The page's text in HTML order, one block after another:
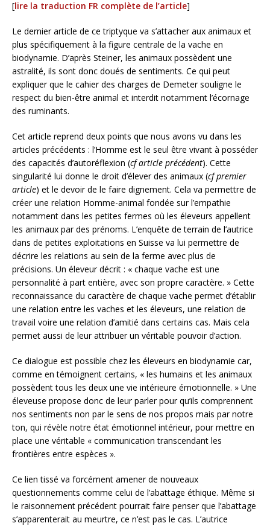
[lire la traduction FR complète de l’article]
Le dernier article de ce triptyque va s’attacher aux animaux et
plus spécifiquement à la figure centrale de la vache en
biodynamie. D’après Steiner, les animaux possèdent une
astralité, ils sont donc doués de sentiments. Ce qui peut
expliquer que le cahier des charges de Demeter souligne le
respect du bien-être animal et interdit notamment l’écornage
des ruminants.
Cet article reprend deux points que nous avons vu dans les
articles précédents : l’Homme est le seul être vivant à posséder
des capacités d’autoréflexion (cf article précédent). Cette
singularité lui donne le droit d’élever des animaux (cf premier
article) et le devoir de le faire dignement. Cela va permettre de
créer une relation Homme-animal fondée sur l’empathie
notamment dans les petites fermes où les éleveurs appellent
les animaux par des prénoms. L’enquête de terrain de l’autrice
dans de petites exploitations en Suisse va lui permettre de
décrire les relations au sein de la ferme avec plus de
précisions. Un éleveur décrit : « chaque vache est une
personnalité à part entière, avec son propre caractère. » Cette
reconnaissance du caractère de chaque vache permet d’établir
une relation entre les vaches et les éleveurs, une relation de
travail voire une relation d’amitié dans certains cas. Mais cela
permet aussi de leur attribuer un véritable pouvoir d’action.
Ce dialogue est possible chez les éleveurs en biodynamie car,
comme en témoignent certains, « les humains et les animaux
possèdent tous les deux une vie intérieure émotionnelle. » Une
éleveuse propose donc de leur parler pour qu’ils comprennent
nos sentiments non par le sens de nos propos mais par notre
ton, qui révèle notre état émotionnel intérieur, pour mettre en
place une véritable « communication transcendant les
frontières entre espèces ».
Ce lien tissé va forcément amener de nouveaux
questionnements comme celui de l’abattage éthique. Même si
le raisonnement précédent pourrait faire penser que l’abattage
s’apparenterait au meurtre, ce n’est pas le cas. L’autrice